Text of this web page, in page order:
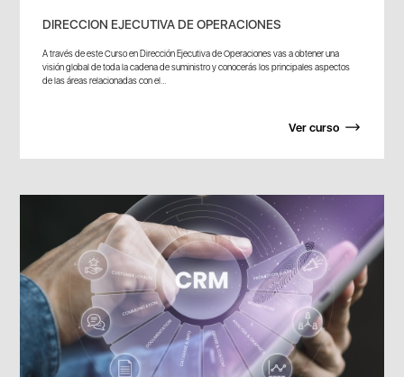
DIRECCION EJECUTIVA DE OPERACIONES
A través de este Curso en Dirección Ejecutiva de Operaciones vas a obtener una
visión global de toda la cadena de suministro y conocerás los principales aspectos
de las áreas relacionadas con el...
Ver curso